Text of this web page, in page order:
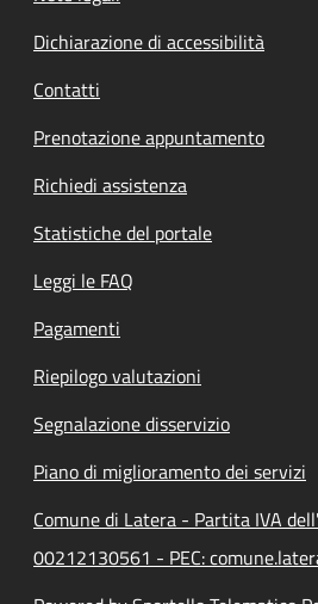
Dichiarazione di accessibilità
Contatti
Prenotazione appuntamento
Richiedi assistenza
Statistiche del portale
Leggi le FAQ
Pagamenti
Riepilogo valutazioni
Segnalazione disservizio
Piano di miglioramento dei servizi
Comune di Latera - Partita IVA
00212130561 - PEC: